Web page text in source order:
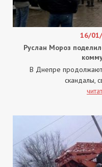
16/
Руслан Мороз
В Днепре продолжают
скандалы,